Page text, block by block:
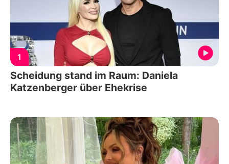
1
Scheidung stand im Raum: Daniela
Katzenberger über Ehekrise